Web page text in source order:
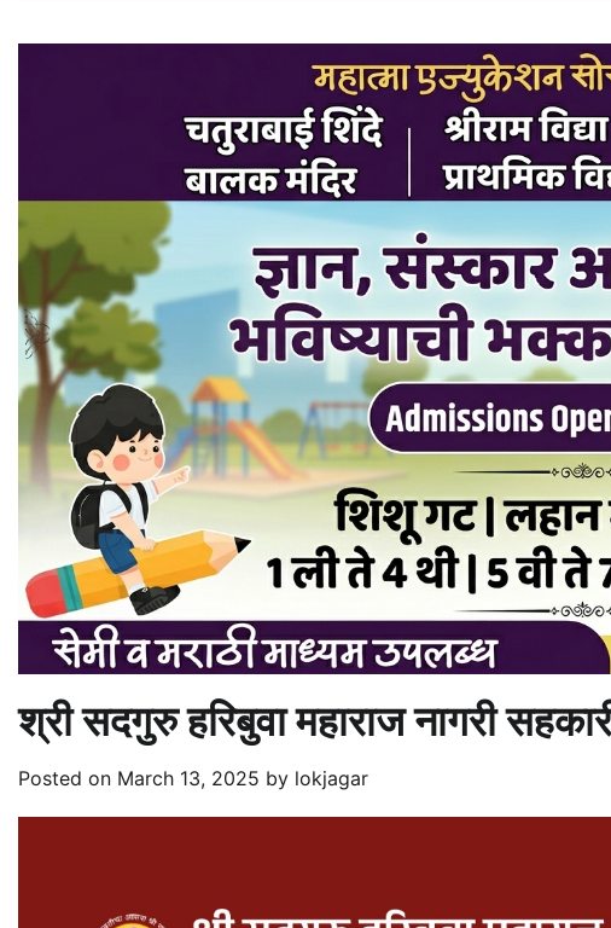
श्री सदगुरु हरिबुवा महाराज नागरी
Posted on March 13, 2025 by lokjagar